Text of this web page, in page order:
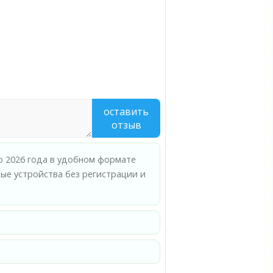
оставить
отзыв
2026 года в удобном формате
устройства без регистрации и